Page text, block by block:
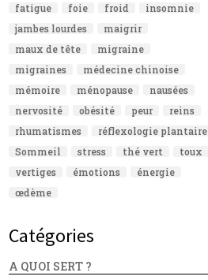
fatigue
foie froid
insomnie
jambes lourdes
maigrir
maux de tête
migraine
migraines
médecine chinoise
mémoire
ménopause
nausées
nervosité
obésité peur
reins
rhumatismes
réflexologie plantaire
Sommeil
stress thé vert
toux
vertiges
émotions
énergie
œdème
Catégories
A QUOI SERT ?